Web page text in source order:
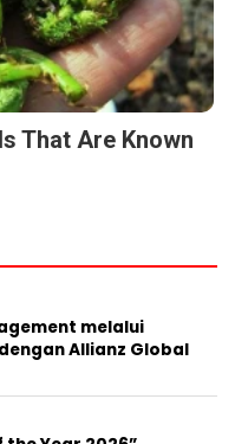
That Are Known
melalui
Allianz Global